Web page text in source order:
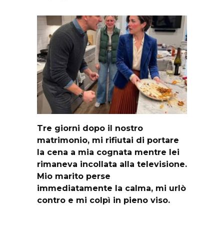
Tre giorni dopo il nostro
matrimonio, mi rifiutai di portare
la cena a mia cognata mentre lei
rimaneva incollata alla televisione.
Mio marito perse
immediatamente la calma, mi urlò
contro e mi colpì in pieno viso.